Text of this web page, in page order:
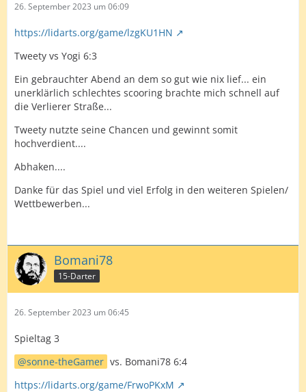
26. September 2023 um 06:09
https://lidarts.org/game/lzgKU1HN
Tweety vs Yogi 6:3
Ein gebrauchter Abend an dem so gut wie nix lief... ein
unerklärlich schlechtes scooring brachte mich schnell auf
die Verlierer Straße...
Tweety nutzte seine Chancen und gewinnt somit
hochverdient....
Abhaken....
Danke für das Spiel und viel Erfolg in den weiteren Spielen/
Wettbewerben...
Bomani78
15-Darter
26. September 2023 um 06:45
Spieltag 3
sonne-theGamer vs. Bomani78 6:4
https://lidarts.org/game/FrwoPKxM